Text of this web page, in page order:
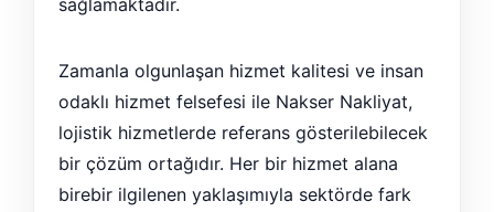
sağlamaktadır.
Zamanla olgunlaşan hizmet kalitesi ve insan
odaklı hizmet felsefesi ile Nakser Nakliyat,
lojistik hizmetlerde referans gösterilebilecek
bir çözüm ortağıdır. Her bir hizmet alana
birebir ilgilenen yaklaşımıyla sektörde fark